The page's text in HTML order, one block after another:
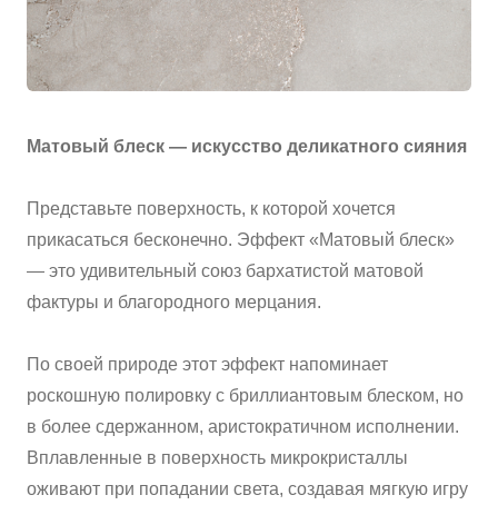
О КОМПАНИИ
CОТРУДНИЧЕСТВО
КОНТАКТЫ
Матовый блеск — искусство деликатного сияния
Представьте поверхность, к которой хочется
прикасаться бесконечно. Эффект «Матовый блеск»
— это удивительный союз бархатистой матовой
фактуры и благородного мерцания.
По своей природе этот эффект напоминает
роскошную полировку с бриллиантовым блеском, но
в более сдержанном, аристократичном исполнении.
Вплавленные в поверхность микрокристаллы
оживают при попадании света, создавая мягкую игру